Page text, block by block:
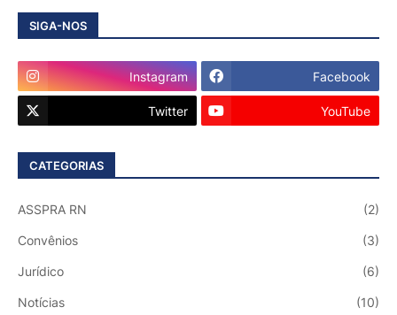
SIGA-NOS
Instagram Facebook
Twitter YouTube
CATEGORIAS
ASSPRA RN (2)
Convênios (3)
Jurídico (6)
Notícias (10)